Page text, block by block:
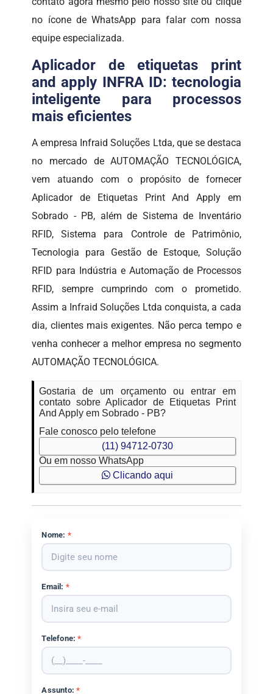
no ícone de WhatsApp para falar com nossa
equipe especializada.
Aplicador de etiquetas print
and apply INFRA ID: tecnologia
inteligente para processos
mais eficientes
A empresa Infraid Soluções Ltda, que se destaca
no mercado de AUTOMAÇÃO TECNOLÓGICA,
vem atuando com o propósito de fornecer
Aplicador de Etiquetas Print And Apply em
Sobrado - PB, além de Sistema de Inventário
RFID, Sistema para Controle de Patrimônio,
Tecnologia para Gestão de Estoque, Solução
RFID para Indústria e Automação de Processos
RFID, sempre cumprindo com o prometido.
Assim a Infraid Soluções Ltda conquista, a cada
dia, clientes mais exigentes. Não perca tempo e
venha conhecer a melhor empresa no segmento
AUTOMAÇÃO TECNOLÓGICA.
Gostaria de um orçamento ou entrar em
contato sobre Aplicador de Etiquetas Print
And Apply em Sobrado - PB?
Fale conosco pelo telefone
(11) 94712-0730
Ou em nosso WhatsApp
Clicando aqui
Nome: *
Email: *
Telefone:*
Assunto:*